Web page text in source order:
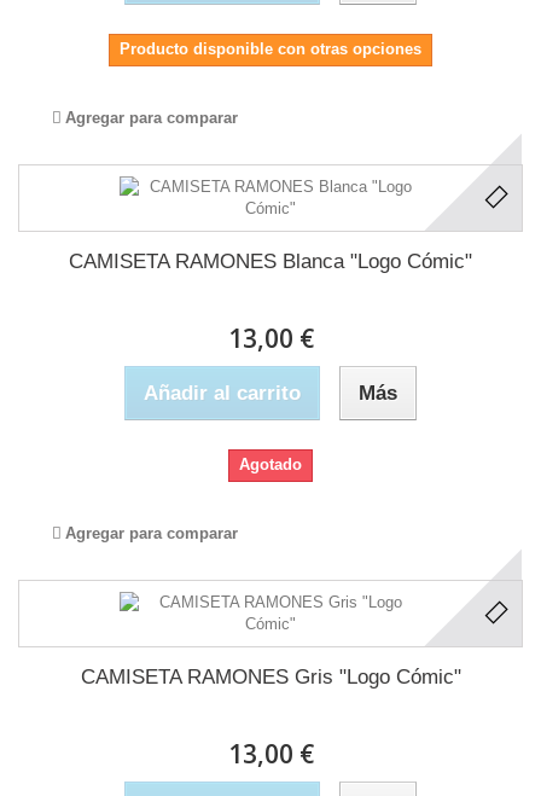
Producto disponible con otras opciones
Agregar para comparar
CAMISETA RAMONES Blanca "Logo Cómic"
13,00 €
Añadir al carrito Más
Agotado
Agregar para comparar
CAMISETA RAMONES Gris "Logo Cómic"
13,00 €